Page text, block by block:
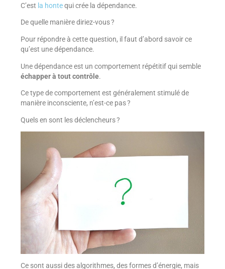
C’est la hontequi crée la dépendance.
De quelle manière diriez-vous ?
Pour répondre à cette question, il faut d’abord savoir ce
qu’est une dépendance.
Une dépendance est un comportement répétitif qui semble
échapper à tout contrôle.
Ce type de comportement est généralement stimulé de
manière inconsciente, n’est-ce pas ?
Quels en sont les déclencheurs ?
Ce sont aussi des algorithmes, des formes d’énergie, mais